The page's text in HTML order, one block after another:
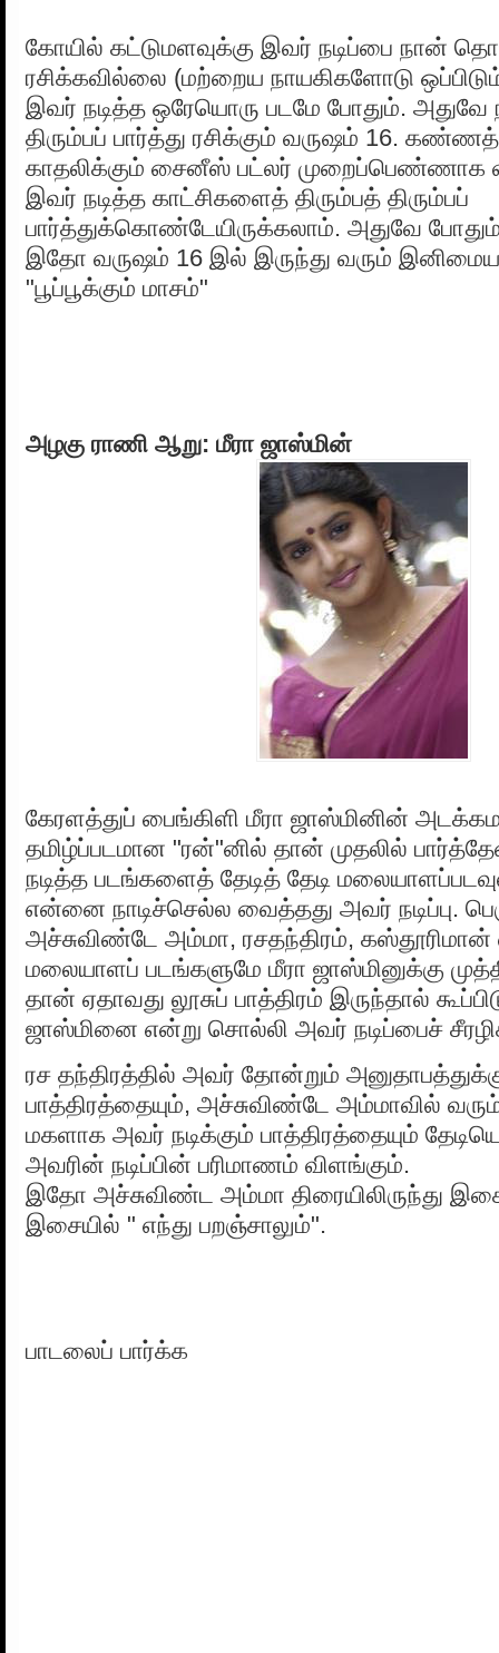
கோயில் கட்டுமளவுக்கு இவர் நடிப்பை நான்
ரசிக்கவில்லை (மற்றைய நாயகிகளோடு
இவர் நடித்த ஒரேயொரு படமே போதும். அதுவே
திரும்பப் பார்த்து ரசிக்கும் வருஷம் 16.
காதலிக்கும் சைனீஸ் பட்லர் முறைப்பெண்ணாக
இவர் நடித்த காட்சிகளைத் திரும்பத் திரும்பப்
பார்த்துக்கொண்டேயிருக்கலாம். அதுவே
இதோ வருஷம் 16 இல் இருந்து வரும்
"பூப்பூக்கும் மாசம்"
அழகு ராணி ஆறு: மீரா ஜாஸ்மின்
கேரளத்துப் பைங்கிளி மீரா ஜாஸ்மினின்
தமிழ்ப்படமான "ரன்"னில் தான் முதலில்
நடித்த படங்களைத் தேடித் தேடி
என்னை நாடிச்செல்ல வைத்தது அவர் நடிப்பு.
அச்சுவிண்டே அம்மா, ரசதந்திரம்,
மலையாளப் படங்களுமே மீரா ஜாஸ்மினுக்கு
தான் ஏதாவது லூசுப் பாத்திரம் இருந்தால்
ஜாஸ்மினை என்று சொல்லி அவர் நடிப்பைச்
ரச தந்திரத்தில் அவர் தோன்றும்
பாத்திரத்தையும், அச்சுவிண்டே அம்மாவில்
மகளாக அவர் நடிக்கும் பாத்திரத்தையும்
அவரின் நடிப்பின் பரிமாணம் விளங்கும்.
இதோ அச்சுவிண்ட அம்மா திரையிலிருந்து
இசையில் " எந்து பறஞ்சாலும்".
பாடலைப் பார்க்க